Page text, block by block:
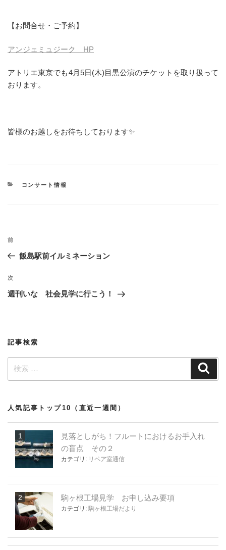
【お問合せ・ご予約】
アンジェミュジーク HP
アトリエ東京でも4月5日(木)目黒公演のチケットを取り扱って
おります。
皆様のお越しをお待ちしております✨
カ
コンサート情報
投
ビ
ゲ
ン
過
去
投
稿
前
飯島駅前イルミネーション
次
の
次
週刊いな 社会見学に行こう！
記事検索
索:
人気記事トップ10（直近一週間）
見落としがち！フルートにおけるお手入れ
の盲点 その２
カテゴリ: リペア室通信
駒ヶ根工場見学 お申し込み要項
カテゴリ: 駒ヶ根工場だより